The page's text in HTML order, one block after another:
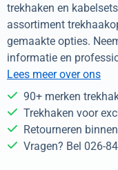
trekhaken en
assortiment
gemaakte opties.
informatie en
Lees meer over ons
90+ merken
Trekhaken voor
Retourneren
Vragen? Bel 026-